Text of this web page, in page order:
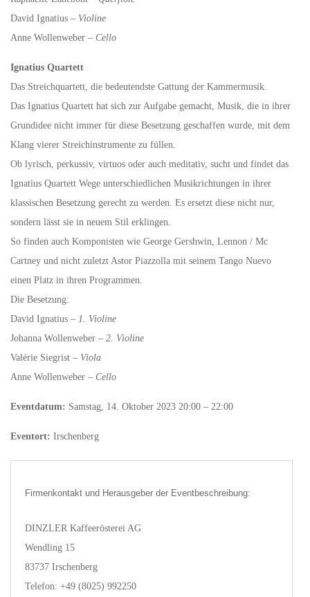
David Ignatius – Violine
Anne Wollenweber – Cello
Ignatius Quartett
Das Streichquartett, die bedeutendste Gattung der Kammermusik.
Das Ignatius Quartett hat sich zur Aufgabe gemacht, Musik, die in ihrer
Grundidee nicht immer für diese Besetzung geschaffen wurde, mit dem
Klang vierer Streichinstrumente zu füllen.
Ob lyrisch, perkussiv, virtuos oder auch meditativ, sucht und findet das
Ignatius Quartett Wege unterschiedlichen Musikrichtungen in ihrer
klassischen Besetzung gerecht zu werden. Es ersetzt diese nicht nur,
sondern lässt sie in neuem Stil erklingen.
So finden auch Komponisten wie George Gershwin, Lennon / Mc
Cartney und nicht zuletzt Astor Piazzolla mit seinem Tango Nuevo
einen Platz in ihren Programmen.
Die Besetzung:
David Ignatius – 1. Violine
Johanna Wollenweber – 2. Violine
Valérie Siegrist – Viola
Anne Wollenweber – Cello
Eventdatum: Samstag, 14. Oktober 2023 20:00 – 22:00
Eventort: Irschenberg
Firmenkontakt und Herausgeber der Eventbeschreibung:
DINZLER Kaffeerösterei AG
Wendling 15
83737 Irschenberg
Telefon: +49 (8025) 992250